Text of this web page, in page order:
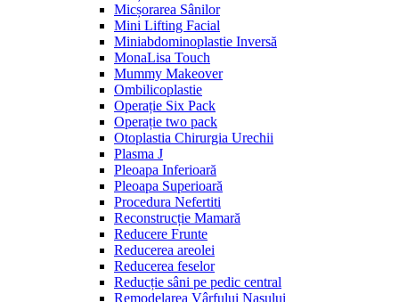
Micșorarea Sânilor
Mini Lifting Facial
Miniabdominoplastie Inversă
MonaLisa Touch
Mummy Makeover
Ombilicoplastie
Operație Six Pack
Operație two pack
Otoplastia Chirurgia Urechii
Plasma J
Pleoapa Inferioară
Pleoapa Superioară
Procedura Nefertiti
Reconstrucție Mamară
Reducere Frunte
Reducerea areolei
Reducerea feselor
Reducție sâni pe pedic central
Remodelarea Vârfului Nasului